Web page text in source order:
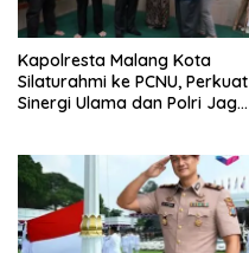
Kapolresta Malang Kota
Silaturahmi ke PCNU, Perkuat
Sinergi Ulama dan Polri Jaga